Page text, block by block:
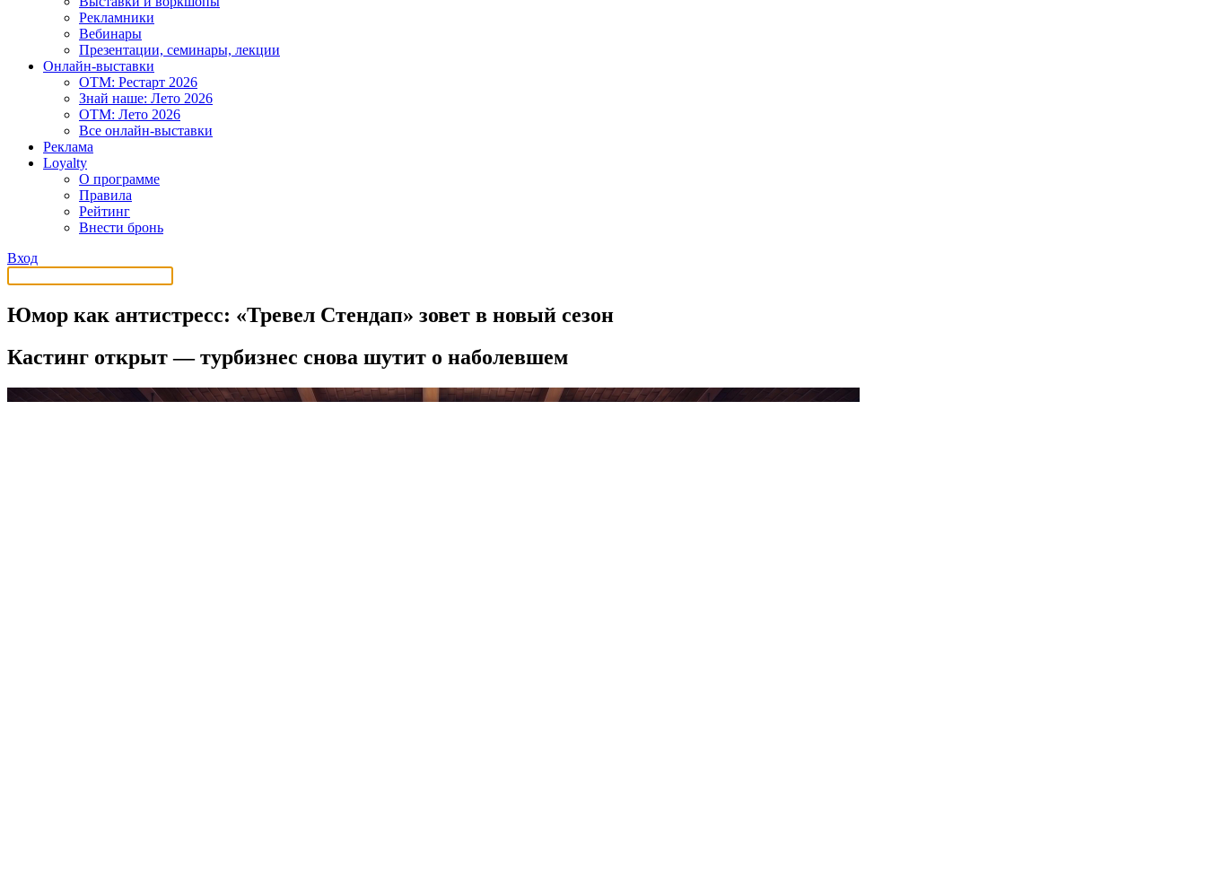
Рекламники
Вебинары
Презентации, семинары, лекции
Онлайн-выставки
OTM: Рестарт 2026
Знай наше: Лето 2026
OTM: Лето 2026
Все онлайн-выставки
Реклама
Loyalty
О программе
Правила
Рейтинг
Внести бронь
Вход
Юмор как антистресс: «Тревел Стендап» зовет в новый сезон
Кастинг открыт — турбизнес снова шутит о наболевшем